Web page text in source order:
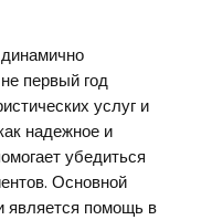
первый год
услуг и
надежное и
убедиться
Основной
является помощь в